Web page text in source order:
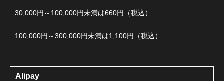
30,000円～100,000円未満は660円（税込）
100,000円～300,000円未満は1,100円（税込）
Alipay